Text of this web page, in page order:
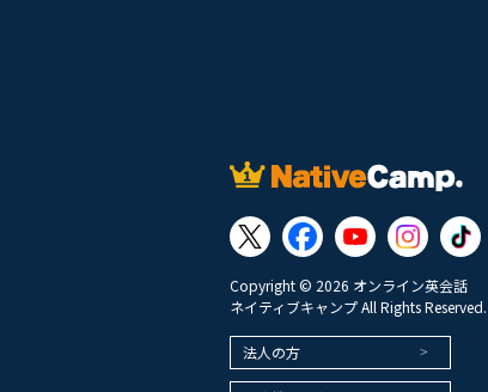
Copyright © 2026 オンライン英会話
ネイティブキャンプ All Rights Reserved.
法人の方